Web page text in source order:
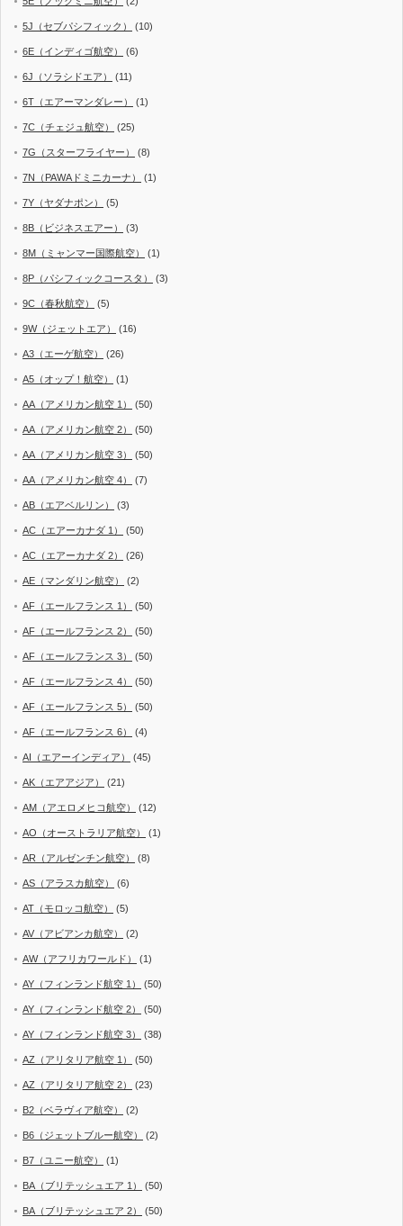
5J（セブパシフィック） (10)
6E（インディゴ航空） (6)
6J（ソラシドエア） (11)
6T（エアーマンダレー） (1)
7C（チェジュ航空） (25)
7G（スターフライヤー） (8)
7N（PAWAドミニカーナ） (1)
7Y（ヤダナポン） (5)
8B（ビジネスエアー） (3)
8M（ミャンマー国際航空） (1)
8P（パシフィックコースタ） (3)
9C（春秋航空） (5)
9W（ジェットエア） (16)
A3（エーゲ航空） (26)
A5（オップ！航空） (1)
AA（アメリカン航空 1） (50)
AA（アメリカン航空 2） (50)
AA（アメリカン航空 3） (50)
AA（アメリカン航空 4） (7)
AB（エアベルリン） (3)
AC（エアーカナダ 1） (50)
AC（エアーカナダ 2） (26)
AE（マンダリン航空） (2)
AF（エールフランス 1） (50)
AF（エールフランス 2） (50)
AF（エールフランス 3） (50)
AF（エールフランス 4） (50)
AF（エールフランス 5） (50)
AF（エールフランス 6） (4)
AI（エアーインディア） (45)
AK（エアアジア） (21)
AM（アエロメヒコ航空） (12)
AO（オーストラリア航空） (1)
AR（アルゼンチン航空） (8)
AS（アラスカ航空） (6)
AT（モロッコ航空） (5)
AV（アビアンカ航空） (2)
AW（アフリカワールド） (1)
AY（フィンランド航空 1） (50)
AY（フィンランド航空 2） (50)
AY（フィンランド航空 3） (38)
AZ（アリタリア航空 1） (50)
AZ（アリタリア航空 2） (23)
B2（ベラヴィア航空） (2)
B6（ジェットブルー航空） (2)
B7（ユニー航空） (1)
BA（ブリテッシュエア 1） (50)
BA（ブリテッシュエア 2） (50)